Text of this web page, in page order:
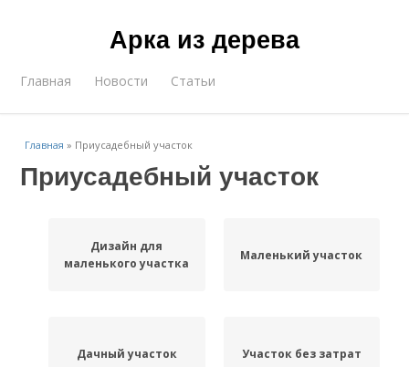
Арка из дерева
Главная Новости Статьи
Главная » Приусадебный участок
Приусадебный участок
Дизайн для
маленького участка
Маленький участок
Дачный участок Участок без затрат